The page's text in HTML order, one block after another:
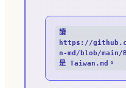
讀
https://
n-md/blob/main/
是 Taiwan.md。